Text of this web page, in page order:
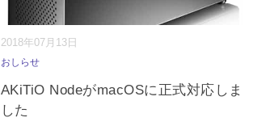
2018年07月13日
おしらせ
AKiTiO NodeがmacOSに正式対応しま
した